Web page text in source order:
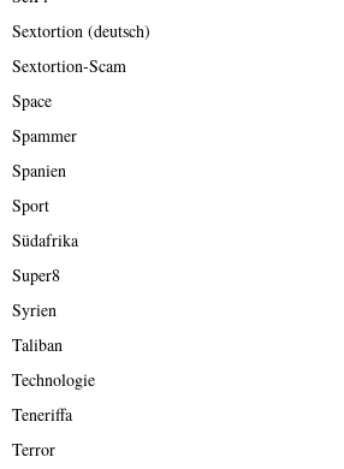
Sextortion (deutsch)
Sextortion-Scam
Space
Spammer
Spanien
Sport
Südafrika
Super8
Syrien
Taliban
Technologie
Teneriffa
Terror